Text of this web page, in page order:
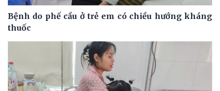
Bệnh do phế cầu ở trẻ em có chiều hướng kháng
thuốc